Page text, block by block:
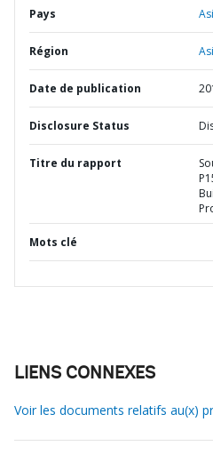
Pays
Région
Date de publication
Disclosure Status
Titre du rapport
Mots clé
LIENS CONNEXES
Voir les documents relatifs au(x)